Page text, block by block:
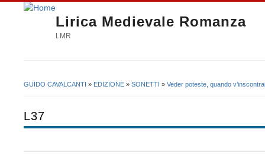
Lirica Medievale Romanza
LMR
GUIDO CAVALCANTI » EDIZIONE » SONETTI » Veder poteste, quando v’inscontrai
L37